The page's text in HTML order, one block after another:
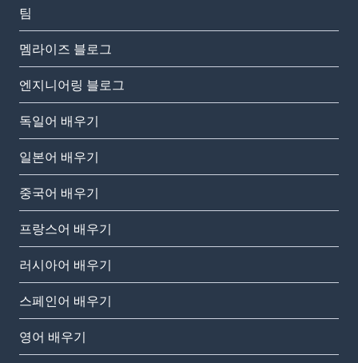
팀
멤라이즈 블로그
엔지니어링 블로그
독일어 배우기
일본어 배우기
중국어 배우기
프랑스어 배우기
러시아어 배우기
스페인어 배우기
영어 배우기